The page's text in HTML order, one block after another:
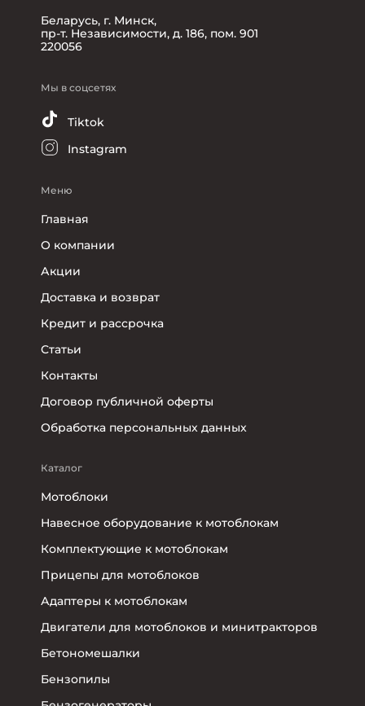
Беларусь, г. Минск,
пр-т. Независимости, д. 186, пом. 901
220056
Мы в соцсетях
Tiktok
Instagram
Меню
Главная
О компании
Акции
Доставка и возврат
Кредит и рассрочка
Статьи
Контакты
Договор публичной оферты
Обработка персональных данных
Каталог
Мотоблоки
Навесное оборудование к мотоблокам
Комплектующие к мотоблокам
Прицепы для мотоблоков
Адаптеры к мотоблокам
Двигатели для мотоблоков и минитракторов
Бетономешалки
Бензопилы